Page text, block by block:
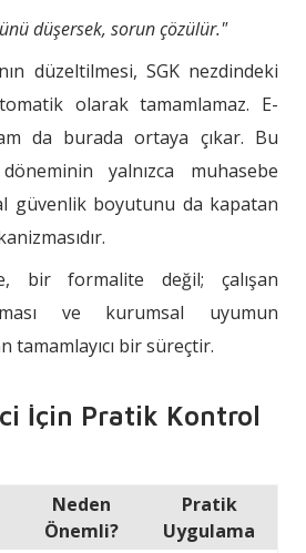
düşersek, sorun çözülür."
düzeltilmesi, SGK nezdindeki
olarak tamamlamaz. E-
da burada ortaya çıkar. Bu
yalnızca muhasebe
güvenlik boyutunu da kapatan
bir formalite değil; çalışan
ve kurumsal uyumun
tamamlayıcı bir süreçtir.
İçin Pratik Kontrol
Neden
Önemli?
Pratik
Uygulama